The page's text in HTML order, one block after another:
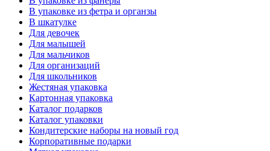
В упаковке из фетра и органзы
В шкатулке
Для девочек
Для малышей
Для мальчиков
Для организаций
Для школьников
Жестяная упаковка
Картонная упаковка
Каталог подарков
Каталог упаковки
Кондитерские наборы на новый год
Корпоративные подарки